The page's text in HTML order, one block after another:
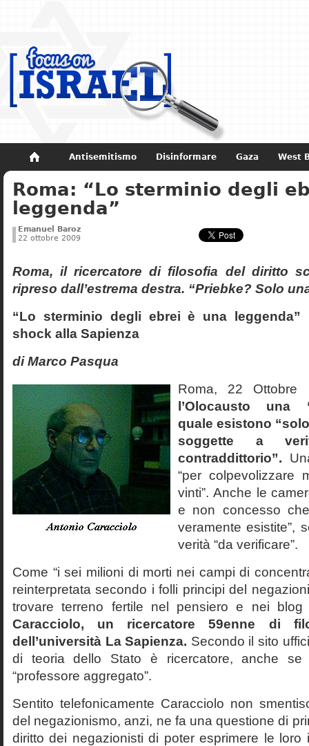
Antisemitismo Disinformare Gaza West
Non dimenticare Storia di Israele
Roma: “Lo sterminio degli
leggenda”
Emanuel Baroz
22 ottobre 2009
Roma, il ricercatore di filosofia del diritto
ripreso dall’estrema destra. “Priebke? Solo
“Lo sterminio degli ebrei è una leggenda”
shock alla Sapienza
di Marco Pasqua
Roma, 22
l’Olocausto una
quale esistono
soggette a
contraddittorio”.
“per colpevolizzare
vinti”. Anche le
e non concesso
veramente esistite”,
verità “da verificare”.
Come “i sei milioni di morti nei campi di
reinterpretata secondo i folli principi del
trovare terreno fertile nel pensiero e nei
Caracciolo, un ricercatore 59enne di
dell’università La Sapienza. Secondo il sito
di teoria dello Stato è ricercatore, anche
“professore aggregato”.
Sentito telefonicamente Caracciolo non
del negazionismo, anzi, ne fa una questione di
diritto dei negazionisti di poter esprimere le loro